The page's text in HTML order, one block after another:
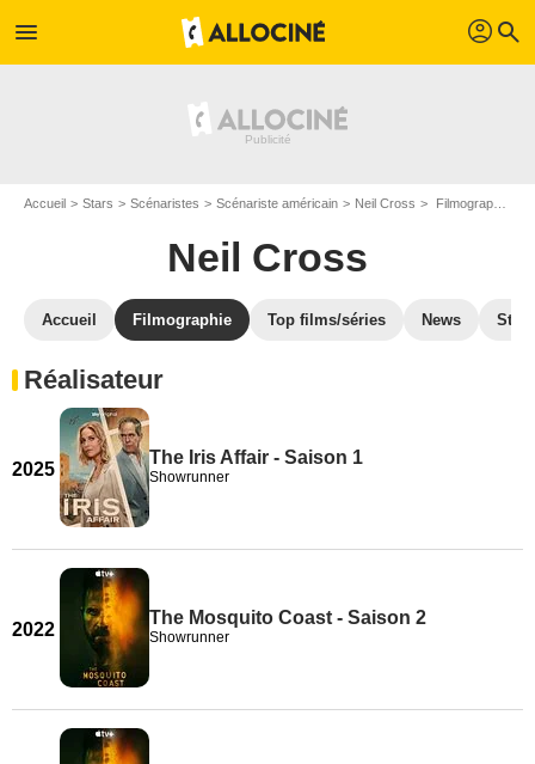
menu profil search
Accueil Stars Scénaristes Scénariste américain Neil Cross Filmographie Neil Cross
Neil Cross
Accueil Filmographie Top films/séries News
Réalisateur
2025
The Iris Affair - Saison 1
Showrunner
2022
The Mosquito Coast - Saison 2
Showrunner